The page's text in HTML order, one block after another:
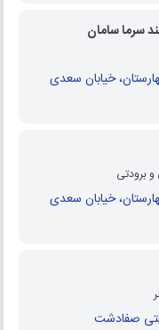
سرما سامان
12، محله بهارستان، خیابان سعدی
برودتی
12، محله بهارستان، خیابان سعدی
صفادشت